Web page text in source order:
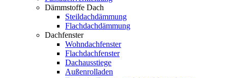
Dämmstoffe Dach
Steildachdämmung
Flachdachdämmung
Dachfenster
Wohndachfenster
Flachdachfenster
Dachausstiege
Außenrolladen